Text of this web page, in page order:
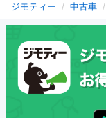
ジモティー 中古車